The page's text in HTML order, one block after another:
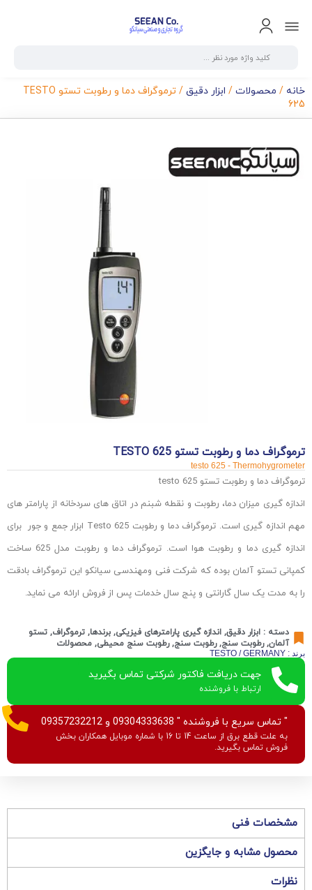
خانه / محصولات / ابزار دقیق
/ ترموگراف دما و رطوبت تستو TESTO
625
ترموگراف دما و رطوبت تستو TESTO 625
testo 625 - Thermohygrometer
ترموگراف دما و رطوبت تستو testo 625
اندازه گیری میزان دما، رطوبت و نقطه شبنم در اتاق های سردخانه از پارامتر های
مهم اندازه گیری است. ترموگراف دما و رطوبت Testo 625 ابزار جمع و جور برای
اندازه گیری دما و رطوبت هوا است. ترموگراف دما و رطوبت مدل 625 ساخت
کمپانی تستو آلمان بوده که شرکت فنی ومهندسی سیانکو این ترموگراف بادقت
را به مدت یک سال گارانتی و پنج سال خدمات پس از فروش ارائه می نماید.
دسته : ابزار دقیق, اندازه گیری پارامترهای فیزیکی, برندها, ترموگراف, تستو
آلمان,رطوبت سنج,رطوبت سنج,رطوبت سنج محیطی, محصولات
برند : TESTO / GERMANY
جهت دریافت فاکتور شرکتی تماس بگیرید
ارتباط با فروشنده
" تماس سریع با فروشنده " 09304333638 و 09357232212
به علت قطع برق از ساعت 14 تا 16 با شماره موبایل همکاران بخش
فروش تماس بگیرید.
مشخصات فنی
محصول مشابه و جایگزین
نظرات